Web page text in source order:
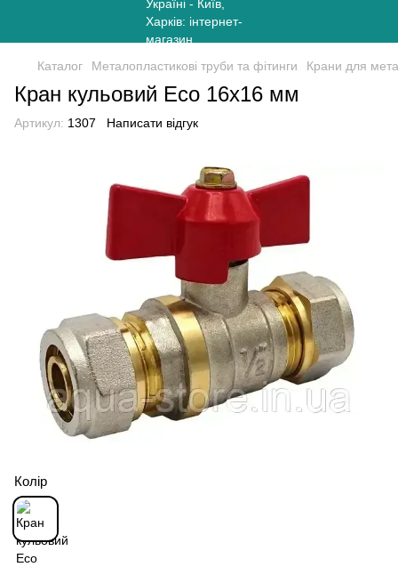
Каталог Металопластикові труби та фітинги Крани для
Кран кульовий Eco 16х16 мм
Артикул: 1307 Написати відгук
Колір